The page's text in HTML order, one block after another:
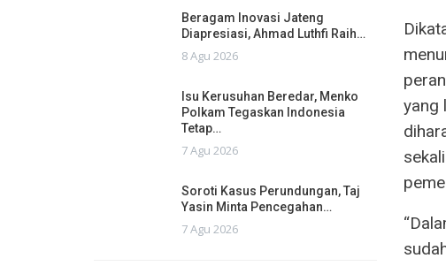
Beragam Inovasi Jateng
Diapresiasi, Ahmad Luthfi Raih…
8 Agu 2026
Isu Kerusuhan Beredar, Menko
Polkam Tegaskan Indonesia
Tetap…
7 Agu 2026
Soroti Kasus Perundungan, Taj
Yasin Minta Pencegahan…
7 Agu 2026
yang